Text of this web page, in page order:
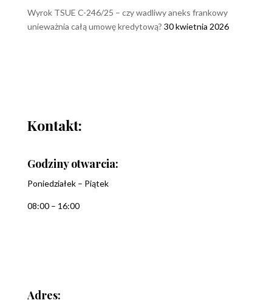
Wyrok TSUE C-246/25 – czy wadliwy aneks frankowy
unieważnia całą umowę kredytową? 30 kwietnia 2026
Kontakt:
Godziny otwarcia:
Poniedziałek – Piątek
08:00 – 16:00
Adres: